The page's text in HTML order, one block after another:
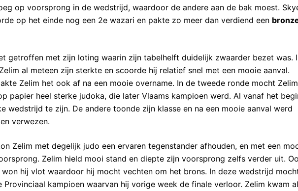
op voorsprong in de wedstrijd, waardoor de andere aan de bak moest.
op het einde nog een 2e wazari en pakte zo meer dan verdiend een
getroffen met zijn loting waarin zijn tabelhelft duidelijk zwaarder bezet was.
al meteen zijn sterkte en scoorde hij relatief snel met een mooie aanval.
Zelim het ook af na een mooie overname. In de tweede ronde mocht Zelim
papier heel sterke judoka, die later Vlaams kampioen werd. Al vanaf het
wedstrijd te zijn. De andere toonde zijn klasse en na een mooie aanval werd
verwezen.
Zelim met degelijk judo een ervaren tegenstander afhouden, en met een
Zelim hield mooi stand en diepte zijn voorsprong zelfs verder uit.
hij vlot waardoor hij mocht vechten om het brons. In deze wedstrijd
Provinciaal kampioen waarvan hij vorige week de finale verloor. Zelim kwam al